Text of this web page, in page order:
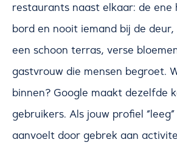
restaurants naast elkaar: de
bord en nooit iemand bij de
een schoon terras, verse
gastvrouw die mensen begroet.
binnen? Google maakt dezelfde
gebruikers. Als jouw profiel “leeg”
aanvoelt door gebrek aan